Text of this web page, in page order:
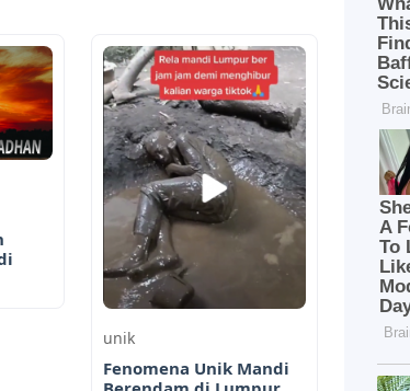
unik
Fenomena Unik Mandi